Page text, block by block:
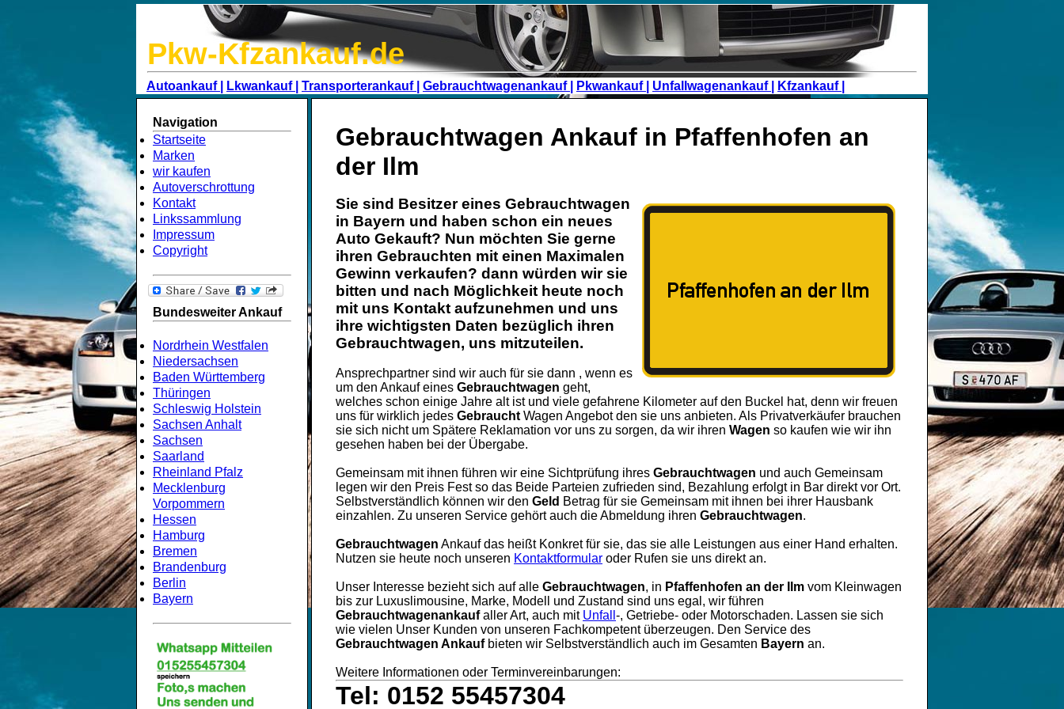
Pkw-Kfzankauf.de
Autoankauf | Lkwankauf | Transporterankauf | Gebrauchtwagenankauf | Pkwankauf | Unfallwagenankauf | Kfzankauf |
Navigation
Startseite
Marken
wir kaufen
Autoverschrottung
Kontakt
Linkssammlung
Impressum
Copyright
Bundesweiter Ankauf
Nordrhein Westfalen
Niedersachsen
Baden Württemberg
Thüringen
Schleswig Holstein
Sachsen Anhalt
Sachsen
Saarland
Rheinland Pfalz
Mecklenburg
Vorpommern
Hessen
Hamburg
Bremen
Brandenburg
Berlin
Bayern
Gebrauchtwagen Ankauf in Pfaffenhofen an
der Ilm
Sie sind Besitzer eines Gebrauchtwagen
in Bayern und haben schon ein neues
Auto Gekauft? Nun möchten Sie gerne
ihren Gebrauchten mit einen Maximalen
Gewinn verkaufen? dann würden wir sie
bitten und nach Möglichkeit heute noch
mit uns Kontakt aufzunehmen und uns
ihre wichtigsten Daten bezüglich ihren
Gebrauchtwagen, uns mitzuteilen.
Ansprechpartner sind wir auch für sie dann , wenn es
um den Ankauf eines Gebrauchtwagen geht,
welches schon einige Jahre alt ist und viele gefahrene Kilometer auf den Buckel hat, denn wir freuen
uns für wirklich jedes Gebraucht Wagen Angebot den sie uns anbieten. Als Privatverkäufer brauchen
sie sich nicht um Spätere Reklamation vor uns zu sorgen, da wir ihren Wagen so kaufen wie wir ihn
gesehen haben bei der Übergabe.
Gemeinsam mit ihnen führen wir eine Sichtprüfung ihres Gebrauchtwagen und auch Gemeinsam
legen wir den Preis Fest so das Beide Parteien zufrieden sind, Bezahlung erfolgt in Bar direkt vor Ort.
Selbstverständlich können wir den Geld Betrag für sie Gemeinsam mit ihnen bei ihrer Hausbank
einzahlen. Zu unseren Service gehört auch die Abmeldung ihren Gebrauchtwagen.
Gebrauchtwagen Ankauf das heißt Konkret für sie, das sie alle Leistungen aus einer Hand erhalten.
Nutzen sie heute noch unseren Kontaktformular oder Rufen sie uns direkt an.
Unser Interesse bezieht sich auf alle Gebrauchtwagen, in Pfaffenhofen an der Ilm vom Kleinwagen
bis zur Luxuslimousine, Marke, Modell und Zustand sind uns egal, wir führen
Gebrauchtwagenankaufaller Art, auch mit Unfall -, Getriebe- oder Motorschaden. Lassen sie sich
wie vielen Unser Kunden von unseren Fachkompetent überzeugen. Den Service des
Gebrauchtwagen Ankaufbieten wir Selbstverständlich auch im Gesamten Bayern an.
Weitere Informationen oder Terminvereinbarungen:
Tel: 0152 55457304